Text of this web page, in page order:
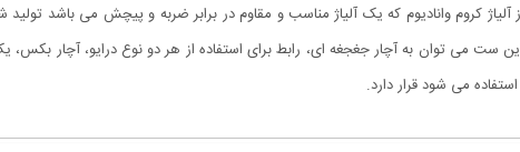
می شود قرار دارد.